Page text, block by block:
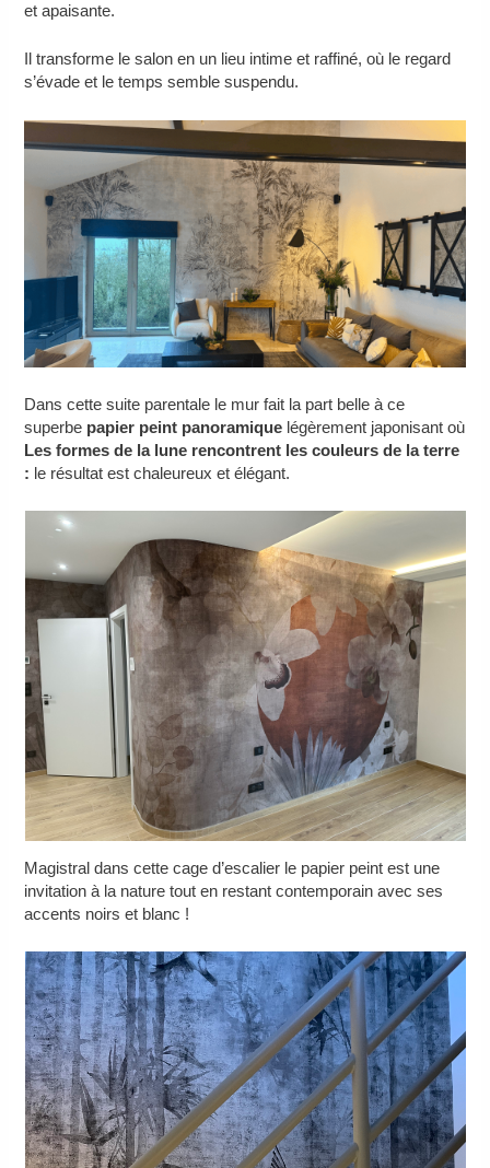
et apaisante.
Il transforme le salon en un lieu intime et raffiné, où le regard
s’évade et le temps semble suspendu.
Dans cette suite parentale le mur fait la part belle à ce
superbe papier peint panoramique légèrement japonisant où
Les formes de la lune rencontrent les couleurs de la terre
: le résultat est chaleureux et élégant.
Magistral dans cette cage d’escalier le papier peint est une
invitation à la nature tout en restant contemporain avec ses
accents noirs et blanc !